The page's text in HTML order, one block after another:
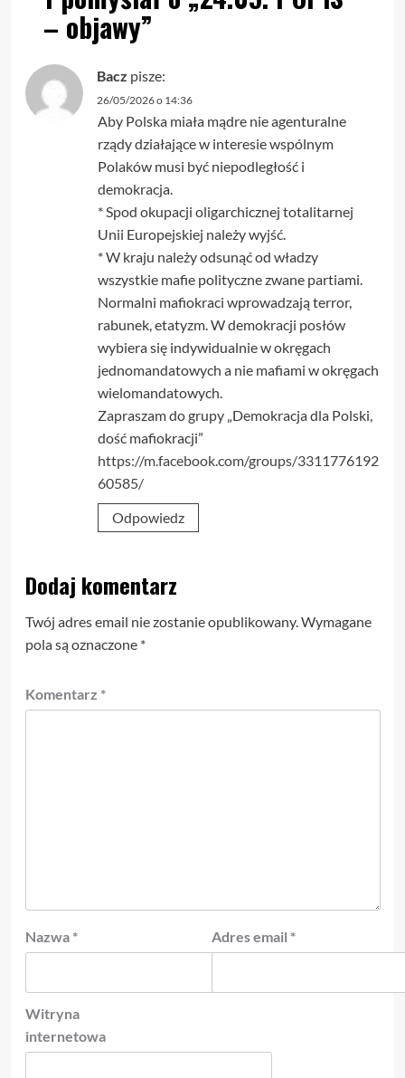
– objawy”
Bacz pisze:
26/05/2026 o 14:36
Aby Polska miała mądre nie agenturalne
rządy działające w interesie wspólnym
Polaków musi być niepodległość i
demokracja.
* Spod okupacji oligarchicznej totalitarnej
Unii Europejskiej należy wyjść.
* W kraju należy odsunąć od władzy
wszystkie mafie polityczne zwane partiami.
Normalni mafiokraci wprowadzają terror,
rabunek, etatyzm. W demokracji posłów
wybiera się indywidualnie w okręgach
jednomandatowych a nie mafiami w okręgach
wielomandatowych.
Zapraszam do grupy „Demokracja dla Polski,
dość mafiokracji”
https://m.facebook.com/groups/3311776192
60585/
Odpowiedz
Dodaj komentarz
Twój adres email nie zostanie opublikowany. Wymagane
pola są oznaczone *
Komentarz *
Nazwa * Adres email *
Witryna
internetowa